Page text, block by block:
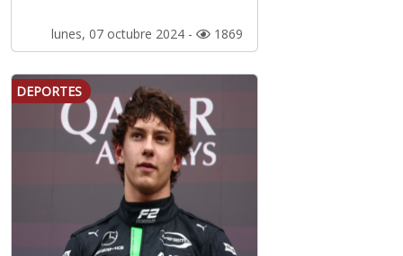
lunes, 07 octubre 2024 - 1869
DEPORTES